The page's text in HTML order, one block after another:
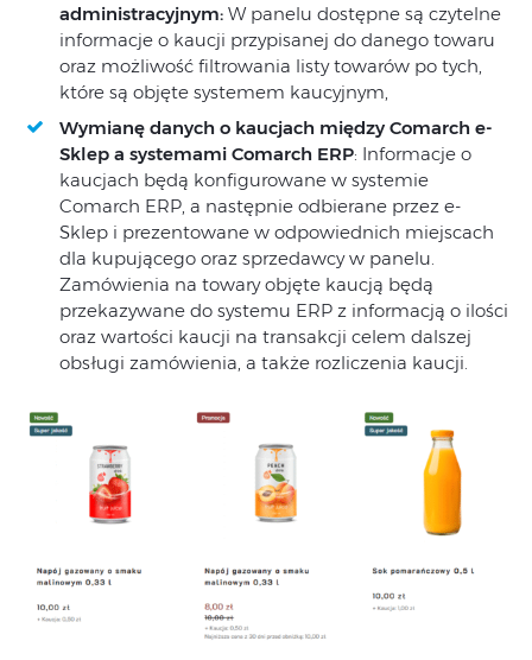
administracyjnym: W panelu dostępne są czytelne
informacje o kaucji przypisanej do danego towaru
oraz możliwość filtrowania listy towarów po tych,
które są objęte systemem kaucyjnym,
Wymianę danych o kaucjach między Comarch e-
Sklep a systemami Comarch ERP: Informacje o
kaucjach będą konfigurowane w systemie
Comarch ERP, a następnie odbierane przez e-
Sklep i prezentowane w odpowiednich miejscach
dla kupującego oraz sprzedawcy w panelu.
Zamówienia na towary objęte kaucją będą
przekazywane do systemu ERP z informacją o ilości
oraz wartości kaucji na transakcji celem dalszej
obsługi zamówienia, a także rozliczenia kaucji.